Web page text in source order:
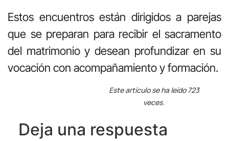
Estos encuentros están dirigidos a parejas
que se preparan para recibir el sacramento
del matrimonio y desean profundizar en su
vocación con acompañamiento y formación.
Este artículo se ha leído 723
veces.
Deja una respuesta